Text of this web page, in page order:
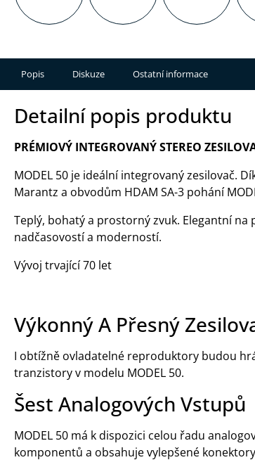
Popis Diskuze Ostatní informace
Detailní popis produktu
PRÉMIOVÝ INTEGROVANÝ STEREO
MODEL 50 je ideální integrovaný zesilovač.
Marantz a obvodům HDAM SA-3 pohání
Teplý, bohatý a prostorný zvuk. Elegantní
nadčasovostí a moderností.
Vývoj trvající 70 let
Výkonný A Přesný
I obtížně ovladatelné reproduktory budou
tranzistory v modelu MODEL 50.
Šest Analogových Vstupů
MODEL 50 má k dispozici celou řadu
komponentů a obsahuje vylepšené